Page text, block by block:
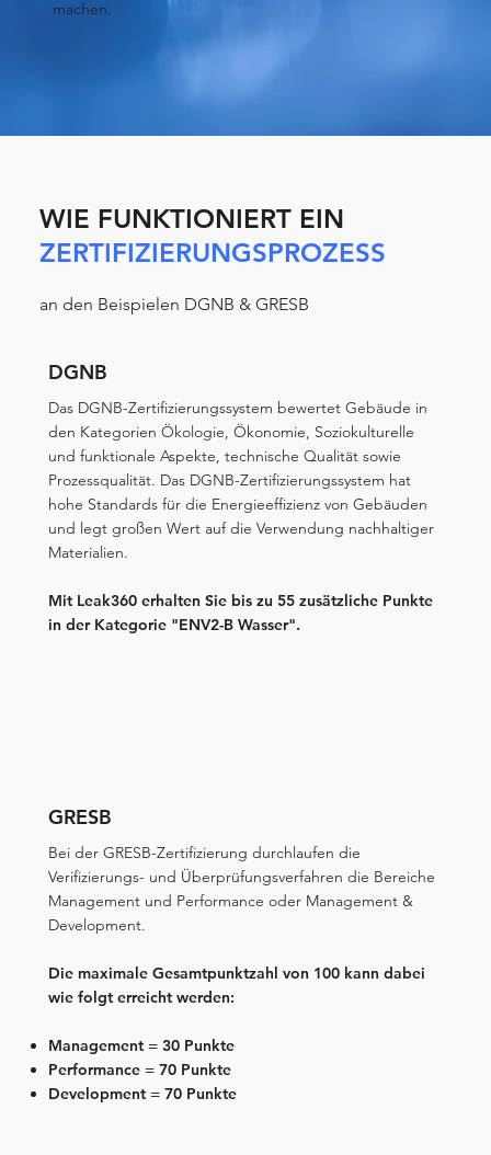
machen.
WIE FUNKTIONIERT EIN
ZERTIFIZIERUNGSPROZESS
an den Beispielen DGNB & GRESB
DGNB
Das DGNB-Zertifizierungssystem bewertet Gebäude in
den Kategorien Ökologie, Ökonomie, Soziokulturelle
und funktionale Aspekte, technische Qualität sowie
Prozessqualität. Das DGNB-Zertifizierungssystem hat
hohe Standards für die Energieeffizienz von Gebäuden
und legt großen Wert auf die Verwendung nachhaltiger
Materialien.​
Mit Leak360 erhalten Sie bis zu 55 zusätzliche Punkte
in der Kategorie "ENV2-B Wasser".
GRESB
Bei der GRESB-Zertifizierung durchlaufen die
Verifizierungs- und Überprüfungsverfahren die Bereiche
Management und Performance oder Management &
Development.
Die maximale Gesamtpunktzahl von 100 kann dabei
wie folgt erreicht werden:
Management = 30 Punkte
Performance = 70 Punkte
Development = 70 Punkte